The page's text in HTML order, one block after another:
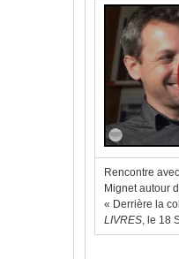
Rencontre
Mignet autour
« Derrière la
LIVRES, le 18